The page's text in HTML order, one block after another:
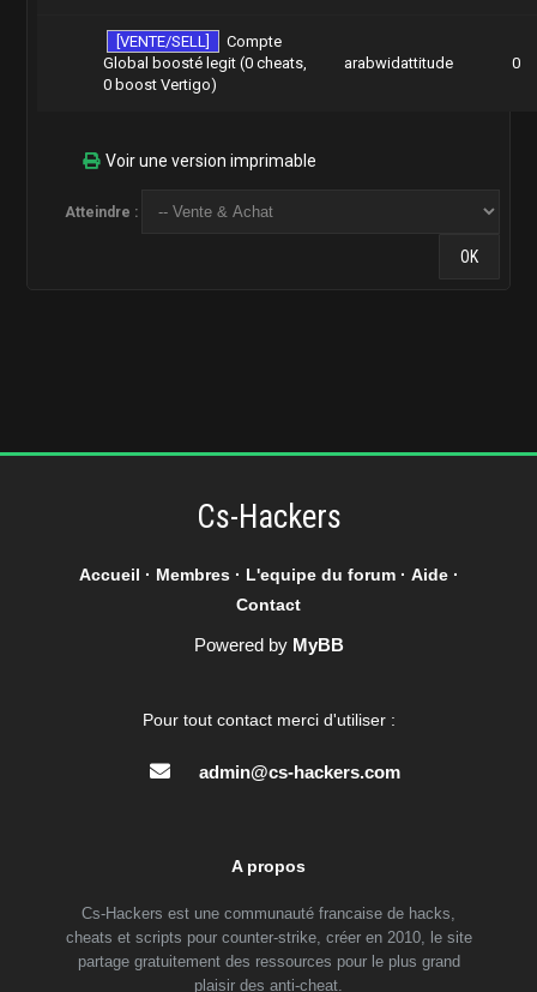
[VENTE/SELL]
Compte
Global boosté legit (0 cheats,
0 boost Vertigo)
arabwidattitude 0
Voir une version imprimable
Atteindre :
Cs-Hackers
Accueil · Membres· L'equipe du forum· Aide·
Contact
Powered by MyBB
Pour tout contact merci d'utiliser :
admin@cs-hackers.com
A propos
Cs-Hackers est une communauté francaise de hacks,
cheats et scripts pour counter-strike, créer en 2010, le site
partage gratuitement des ressources pour le plus grand
plaisir des anti-cheat.